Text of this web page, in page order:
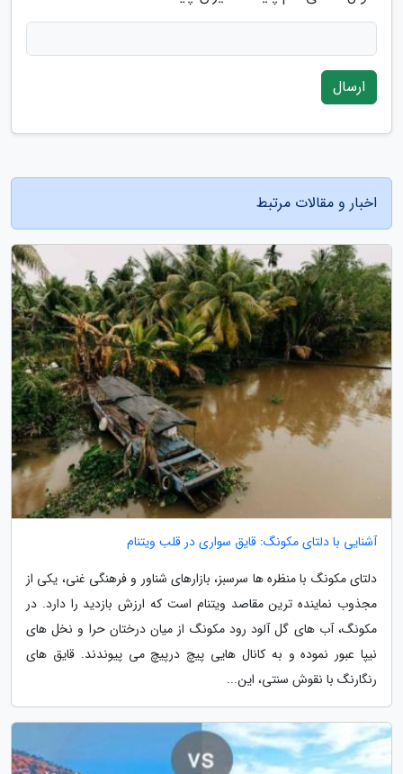
ارسال
اخبار و مقالات مرتبط
آشنایی با دلتای مکونگ: قایق سواری در قلب ویتنام
دلتای مکونگ با منظره ها سرسبز، بازارهای شناور و فرهنگی غنی، یکی از
مجذوب نماینده ترین مقاصد ویتنام است که ارزش بازدید را دارد. در
مکونگ، آب های گل آلود رود مکونگ از میان درختان حرا و نخل های
نیپا عبور نموده و به کانال هایی پیچ درپیچ می پیوندند. قایق های
رنگارنگ با نقوش سنتی، این...